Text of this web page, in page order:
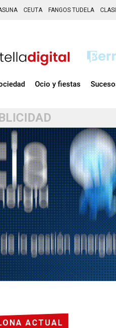
CEUTA FANGOS TUDELA
Ocio y fiestas
ACTUAL